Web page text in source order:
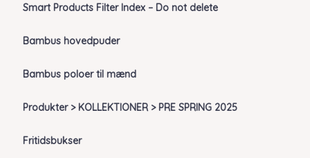
Smart Products Filter Index – Do not delete
Bambus hovedpuder
Bambus poloer til mænd
Produkter > KOLLEKTIONER > PRE SPRING 2025
Fritidsbukser